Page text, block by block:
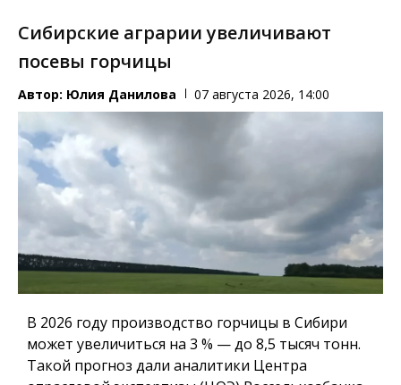
Сибирские аграрии увеличивают
посевы горчицы
Автор: Юлия Данилова 07 августа 2026, 14:00
В 2026 году производство горчицы в Сибири
может увеличиться на 3 % — до 8,5 тысяч тонн.
Такой прогноз дали аналитики Центра